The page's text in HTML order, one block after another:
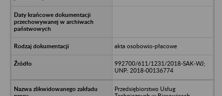
akta osobowio-płacowe
992700/611/1231/2018-SAK-WJ;
UNP: 2018-00136774
Przedsiębiorstwo Usług